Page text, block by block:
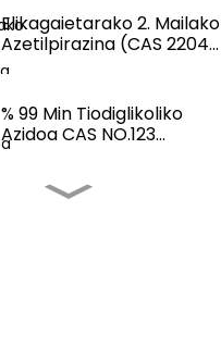
Elikagaietarako 2. Mailako
Azetilpirazina (CAS 2204...
% 99 Min Tiodiglikoliko
Azidoa CAS NO.123...
Zaporeak Eta Usainak -